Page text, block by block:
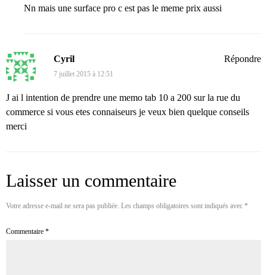
Nn mais une surface pro c est pas le meme prix aussi
Cyril
7 juillet 2015 à 12:51
J ai l intention de prendre une memo tab 10 a 200 sur la rue du
commerce si vous etes connaiseurs je veux bien quelque conseils
merci
Répondre
Laisser un commentaire
Votre adresse e-mail ne sera pas publiée. Les champs obligatoires sont indiqués avec *
Commentaire *